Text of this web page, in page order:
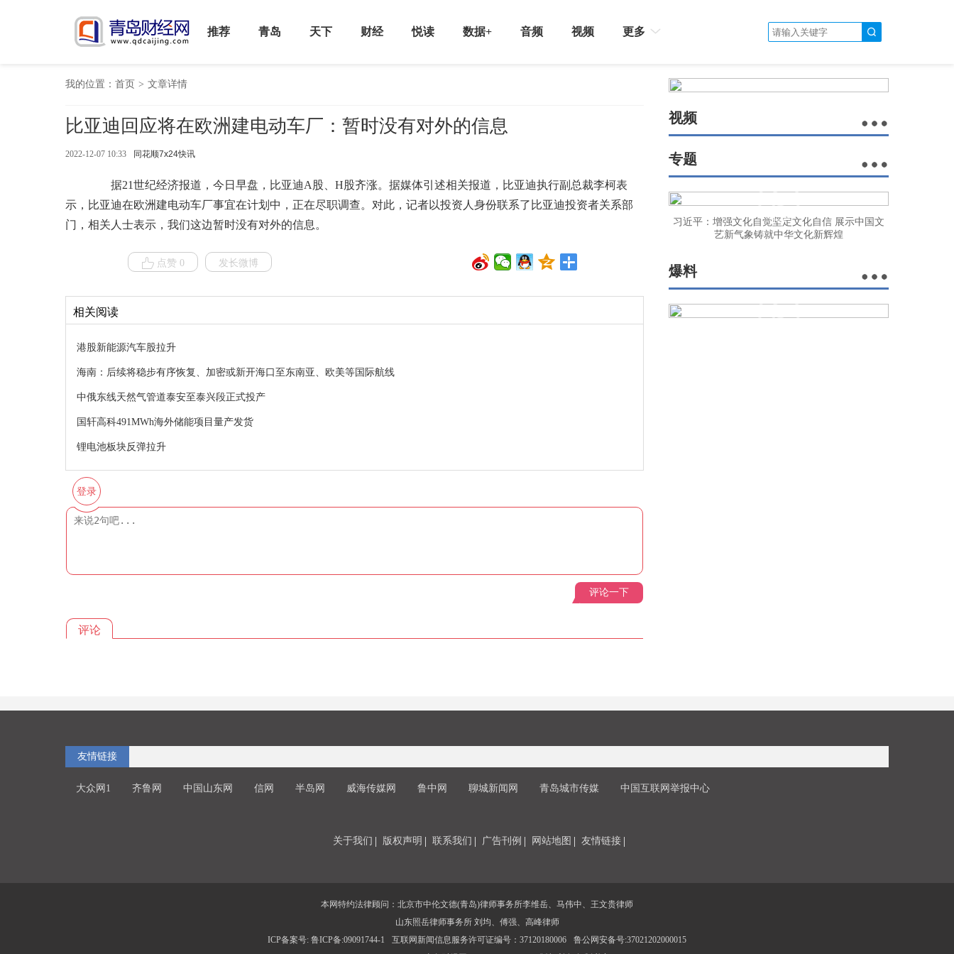
推荐 青岛 天下 财经 悦读 数据+ 音频 视频 更多
我的位置： 首页 > 文章详情
比亚迪回应将在欧洲建电动车厂：暂时没有对外的信息
2022-12-07 10:33 同花顺7x24快讯
据21世纪经济报道，今日早盘，比亚迪A股、H股齐涨。据媒体引述相关报道，比亚迪执行副总裁李柯表
示，比亚迪在欧洲建电动车厂事宜在计划中，正在尽职调查。对此，记者以投资人身份联系了比亚迪投资者关系部
门，相关人士表示，我们这边暂时没有对外的信息。
点赞 0 发长微博
相关阅读
港股新能源汽车股拉升
海南：后续将稳步有序恢复、加密或新开海口至东南亚、欧美等国际航线
中俄东线天然气管道泰安至泰兴段正式投产
国轩高科491MWh海外储能项目量产发货
锂电池板块反弹拉升
登录
评论一下
评论
视频
专题
习近平：增强文化自觉坚定文化自信 展示中国文
艺新气象铸就中华文化新辉煌
爆料
友情链接
大众网1 齐鲁网 中国山东网 信网 半岛网 威海传媒网 鲁中网 聊城新闻网 青岛城市传媒 中国互联网举报中心
关于我们 版权声明 联系我们 广告刊例 网站地图 友情链接
本网特约法律顾问：北京市中伦文德(青岛)律师事务所李维岳、马伟中、王文贵律师
山东照岳律师事务所 刘均、傅强、高峰律师
ICP备案号: 鲁ICP备:09091744-1
互联网新闻信息服务许可证编号：37120180006
鲁公网安备号:37021202000015